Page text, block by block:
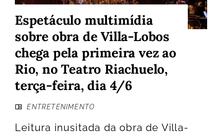
Espetáculo multimídia
sobre obra de Villa-Lobos
chega pela primeira vez ao
Rio, no Teatro Riachuelo,
terça-feira, dia 4/6
ENTRETENIMENTO
Leitura inusitada da obra de Villa-